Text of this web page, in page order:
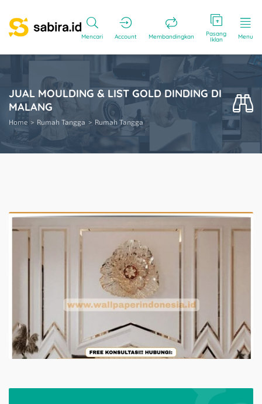
Mencari Account Membandingkan Pasang
Iklan Menu
JUAL MOULDING & LIST GOLD DINDING DI
MALANG
Home Rumah Tangga Rumah Tangga